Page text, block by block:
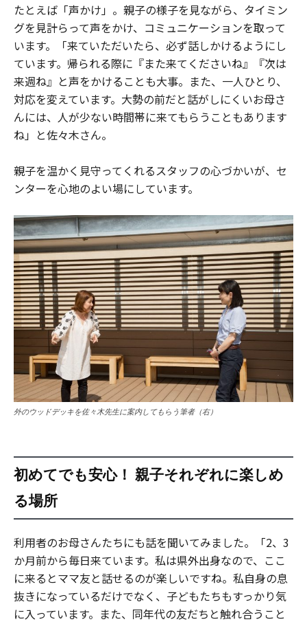
たとえば「声かけ」。親子の様子を見ながら、タイミン
グを見計らって声をかけ、コミュニケーションを取って
います。「来ていただいたら、必ず話しかけるようにし
ています。帰られる際に『また来てくださいね』『次は
来週ね』と声をかけることも大事。また、一人ひとり、
対応を変えています。大勢の前だと話がしにくいお母さ
んには、人が少ない時間帯に来てもらうこともあります
ね」と佐々木さん。
親子を温かく見守ってくれるスタッフの心づかいが、セ
ンターを心地のよい場にしています。
外のウッドデッキを佐々木先生に案内してもらう筆者（右）
初めてでも安心！ 親子それぞれに楽しめ
る場所
利用者のお母さんたちにも話を聞いてみました。「2、3
か月前から毎日来ています。私は県外出身なので、ここ
に来るとママ友と話せるのが楽しいですね。私自身の息
抜きになっているだけでなく、子どもたちもすっかり気
に入っています。また、同年代の友だちと触れ合うこと